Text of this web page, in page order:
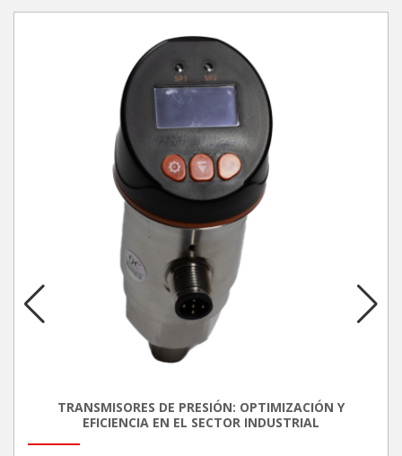
TRANSMISORES DE PRESIÓN: OPTIMIZACIÓN Y
EFICIENCIA EN EL SECTOR INDUSTRIAL